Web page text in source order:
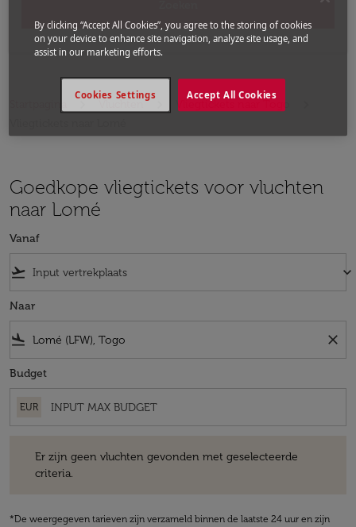
Vliegtickets naar Togo
Goedkope vliegtickets voor vluchten
naar Lomé
Vanaf
flight_takeoff keyboard_arrow_down
Naar
flight_land close
Budget
EUR
Er zijn geen vluchten gevonden met geselecteerde
criteria.
*De weergegeven tarieven zijn verzameld binnen de laatste 24 uur en zijn
By clicking “Accept All Cookies”, you agree to the storing of cookies
on your device to enhance site navigation, analyze site usage, and
assist in our marketing efforts.
Accept All Cookies
Cookies Settings